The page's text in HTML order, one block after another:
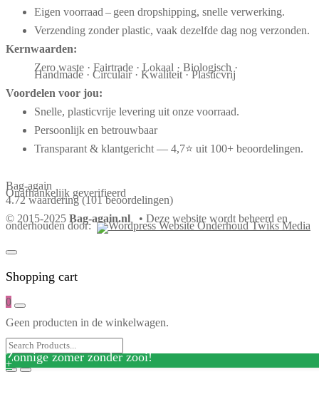
Eigen voorraad – geen dropshipping, snelle verwerking.
Verzending zonder plastic, vaak dezelfde dag nog verzonden.
Kernwaarden:
Zero waste · Fairtrade · Lokaal · Biologisch ·
Handmade · Circulair · Kwaliteit · Plasticvrij
Voordelen voor jou:
Snelle, plasticvrije levering uit onze voorraad.
Persoonlijk en betrouwbaar
Transparant & klantgericht — 4,7⭐ uit 100+ beoordelingen.
Bag-again
Onafhankelijk geverifieerd
4.72 waardering (101 beoordelingen)
© 2015-2025 Bag-again.nl • Deze website wordt beheerd en
onderhouden door:
Shopping cart
0
Geen producten in de winkelwagen.
Zonnige zomer zonder zooi!
+